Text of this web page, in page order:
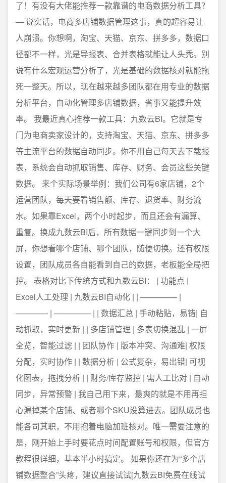
了！有没有大佬能推荐一款靠谱的电商数据分析工具？
— 说实话，电商多店铺数据管理这事，真的超容易让
人崩溃。你想啊，淘宝、天猫、京东、拼多多，数据口
径都不一样，光是导报表、合并表格就能让人头秃。别
说有什么宏观运营分析了，光是基础的数据核对就能拖
死一整天。所以，现在越来越多团队都在用专业的数据
分析平台，自动化管理多店铺数据，省事又能提升效
率。 我最近真心推荐一款工具：九数云BI。它就是专
门为电商卖家设计的，支持淘宝、天猫、京东、拼多多
等主流平台的数据自动同步。你不用自己每天去下载报
表，系统会自动抓取销售、库存、财务、会员这些关键
数据。 来个实际场景举例：我们公司有6家店铺，2个
运营团队，每天要看销售额、库存、退货率、财务流
水。如果靠Excel，两个小时起步，而且还会有漏算、
重复。换成九数云BI后，所有数据一键同步到一个大
屏，你想看哪个店铺、哪个团队，随便切换。还有权限
设置，团队成员各自能看到自己的数据，老板能全局把
控。 表格对比下传统方式和九数云BI： | 功能点 |
Excel人工处理 | 九数云BI自动化 | | ————– |
———— | ————– | | 数据汇总 | 手动粘贴，易错| 自
动抓取，实时更新 | | 多店铺管理 | 多表切换混乱 | 一屏
全览，智能过滤 | | 团队协作 | 版本冲突、沟通难| 权限
分配，实时协作 | | 数据分析 | 公式复杂，易出错| 可视
化图表，拖拽分析 | | 财务/库存监控 | 需人工比对 | 自动
同步，异常预警 | 我自己用下来，最爽的就是不用再担
心漏掉某个店铺、或者哪个SKU没算进去。团队成员也
能各司其职，不用抱着电脑加班核对。唯一需要注意的
是，刚开始上手时要花点时间配置账号和权限，但官方
教程很详细，基本半小时搞定。 如果你还在为“多个店
铺数据整合”头疼，建议直接试试[九数云BI免费在线试